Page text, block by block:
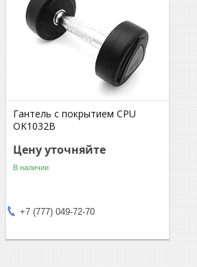
Гантель с покрытием CPU
OK1032B
Цену уточняйте
В наличии
+7 (777) 049-72-70